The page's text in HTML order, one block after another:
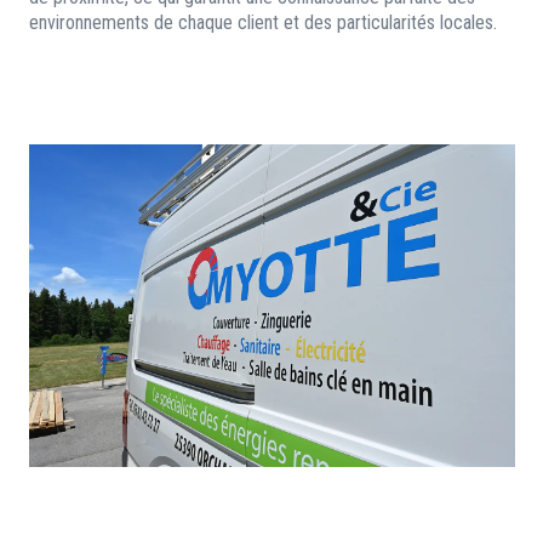
environnements de chaque client et des particularités locales.